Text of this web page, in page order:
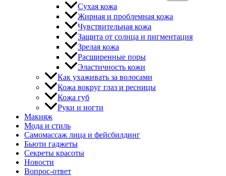
Сухая кожа
Жирная и проблемная кожа
Чувствительная кожа
Защита от солнца и пигментация
Зрелая кожа
Расширенные поры
Эластичность кожи
Как ухаживать за волосами
Кожа вокруг глаз и ресницы
Кожа губ
Руки и ногти
Макияж
Мода и стиль
Самомассаж лица и фейсбилдинг
Бьюти гаджеты
Секреты красоты
Новости
Вопрос-ответ